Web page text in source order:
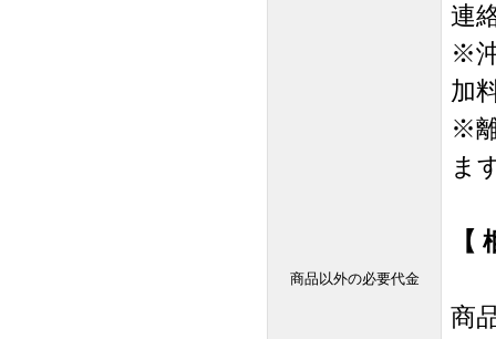
商品以外の必要代金
連
※
加
※
ま
【
商